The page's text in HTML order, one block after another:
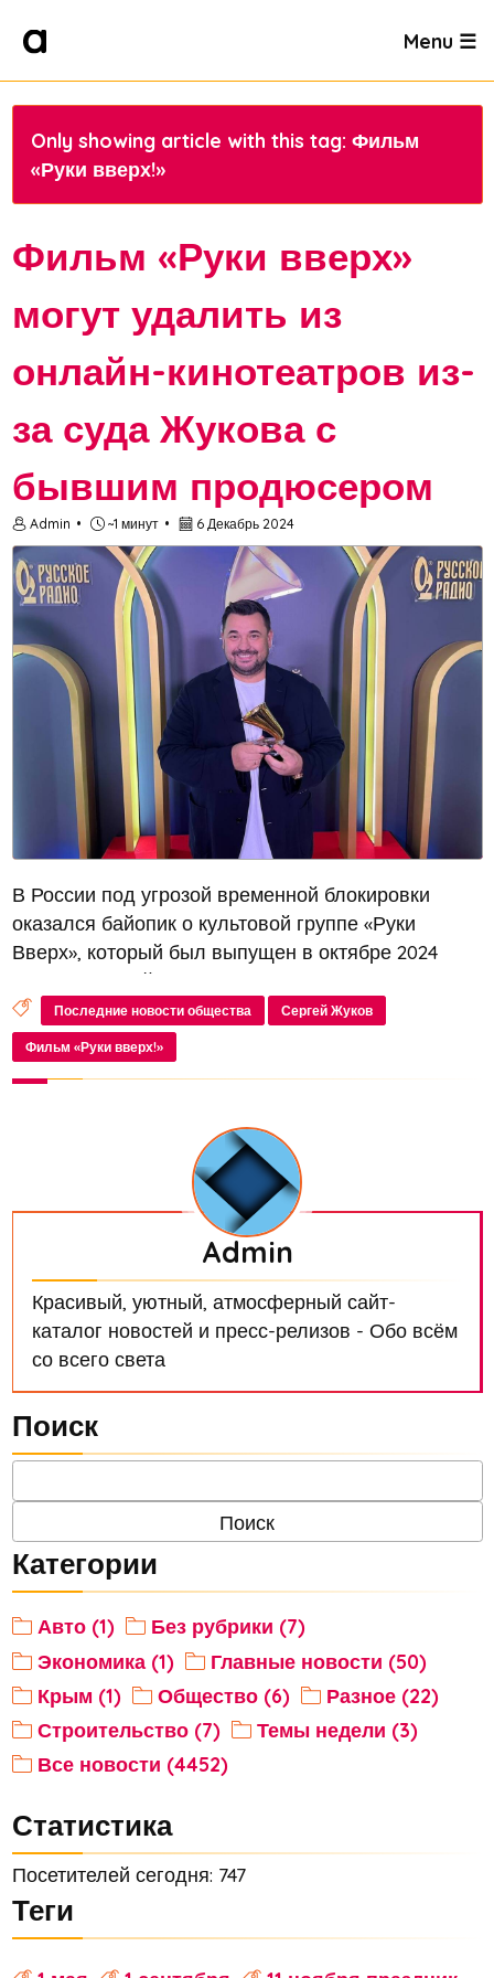
Menu ☰
Only showing article with this tag: Фильм
«Руки вверх!»
Фильм «Руки вверх»
могут удалить из
онлайн-кинотеатров из-
за суда Жукова с
бывшим продюсером
Admin ~1 минут 6 Декабрь 2024
В России под угрозой временной блокировки
оказался байопик о культовой группе «Руки
Вверх», который был выпущен в октябре 2024
года. Причиной стали судебные разбирательства
по авторским правам на музыкальные
произведения группы. Контроль за ситуацией...
Последние новости общества Сергей Жуков
Фильм «Руки вверх!»
Admin
Красивый, уютный, атмосферный сайт-
каталог новостей и пресс-релизов - Обо всём
со всего света
Поиск
Категории
Авто (1)
Без рубрики (7)
Экономика (1)
Главные новости (50)
Крым (1)
Общество (6)
Разное (22)
Строительство (7)
Темы недели (3)
Все новости (4452)
Статистика
Посетителей сегодня: 747
Теги